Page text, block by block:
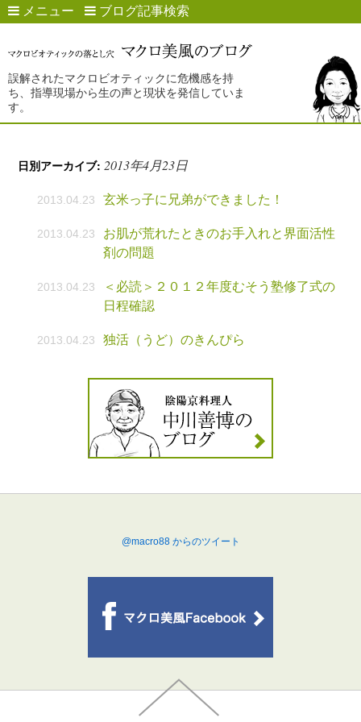
メニュー ブログ記事検索
誤解されたマクロビオティックに危機感を持
ち、指導現場から生の声と現状を発信していま
す。
日別アーカイブ:2013年4月23日
2013.04.23 玄米っ子に兄弟ができました！
2013.04.23
お肌が荒れたときのお手入れと界面活性
剤の問題
2013.04.23
＜必読＞２０１２年度むそう塾修了式の
日程確認
2013.04.23 独活（うど）のきんぴら
@macro88 からのツイート